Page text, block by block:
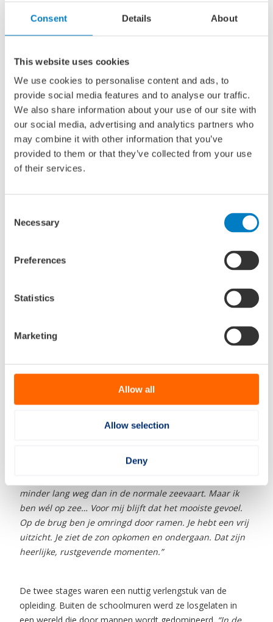
Consent Details About
This website uses cookies
We use cookies to personalise content and ads, to
provide social media features and to analyse our traffic.
We also share information about your use of our site with
our social media, advertising and analytics partners who
may combine it with other information that you’ve
provided to them or that they’ve collected from your use
of their services.
Selection
Necessary
Preferences
Statistics
Marketing
Allow all
Allow selection
Deny
Toch stuurde ik een brief met mijn cv. Kijk maar
wat u ermee doet. Zo stond ik erin, ik had niets te
gelijk langskomen. Als ik ergens mijn zinnen op
heb gezet, kun je dat duidelijk aan mij merken. Ik
denk dat ze door mijn enthousiasme werden
aangestoken.”
“In het sollicitatiegesprek waren ze meteen duidelijk. Je
je samen met een matroos op wacht. Je bent altijd met
z’n tweeën, om elkaar scherp te houden en op het
de kapitein. Maar over het algemeen moet je zelf
beslissingen nemen. Als de situatie onder controle is en
er komt een schip aan waar ik vrij eenvoudig omheen
kan, doe ik dat zelf.”
Gastanker
Gabriëla van der Wilt is dat tegenwoordig Sneek. Daar
woont ze samen met haar vriend, die eerst bij de
koopvaardij heeft gewerkt en nu ook vaart als
“Mijn eerste stage was op een cruiseschip.
ik ergens gaan werken waar je iets regelmatiger thuis
minder lang weg dan in de normale zeevaart. Maar ik
ben wél op zee… Voor mij blijft dat het mooiste gevoel.
Op de brug ben je omringd door ramen. Je hebt een vrij
uitzicht. Je ziet de zon opkomen en ondergaan. Dat zijn
heerlijke, rustgevende momenten.”
De twee stages waren een nuttig verlengstuk van de
opleiding. Buiten de schoolmuren werd ze losgelaten in